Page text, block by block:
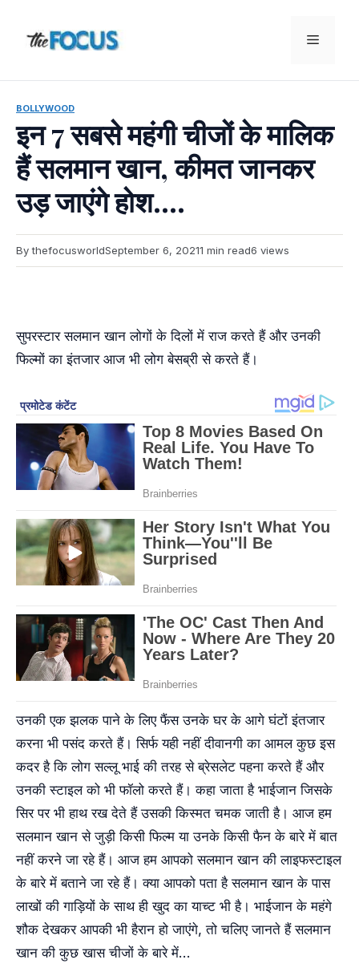
content
Menu
BOLLYWOOD
इन 7 सबसे महंगी चीजों के मालिक
हैं सलमान खान, कीमत जानकर
उड़ जाएंगे होश….
By thefocusworldSeptember 6, 20211 min read6 views
सुपरस्टार सलमान खान लोगों के दिलों में राज करते हैं और उनकी
फिल्मों का इंतजार आज भी लोग बेसब्री से करते हैं।
उनकी एक झलक पाने के लिए फैंस उनके घर के आगे घंटों इंतजार
करना भी पसंद करते हैं। सिर्फ यही नहीं दीवानगी का आमल कुछ इस
कदर है कि लोग सल्लू भाई की तरह से ब्रेसलेट पहना करते हैं और
उनकी स्टाइल को भी फॉलो करते हैं। कहा जाता है भाईजान जिसके
सिर पर भी हाथ रख देते हैं उसकी किस्मत चमक जाती है। आज हम
सलमान खान से जुड़ी किसी फिल्म या उनके किसी फैन के बारे में बात
नहीं करने जा रहे हैं। आज हम आपको सलमान खान की लाइफस्टाइल
के बारे में बताने जा रहे हैं। क्या आपको पता है सलमान खान के पास
लाखों की गाड़ियों के साथ ही खुद का याच्ट भी है। भाईजान के महंगे
शौक देखकर आपकी भी हैरान हो जाएंगे, तो चलिए जानते हैं सलमान
खान की कुछ खास चीजों के बारे में…